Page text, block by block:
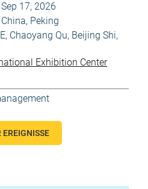
Sep 17, 2026
China, Peking
Chaoyang Qu, Beijing Shi,
Exhibition Center
EREIGNISSE